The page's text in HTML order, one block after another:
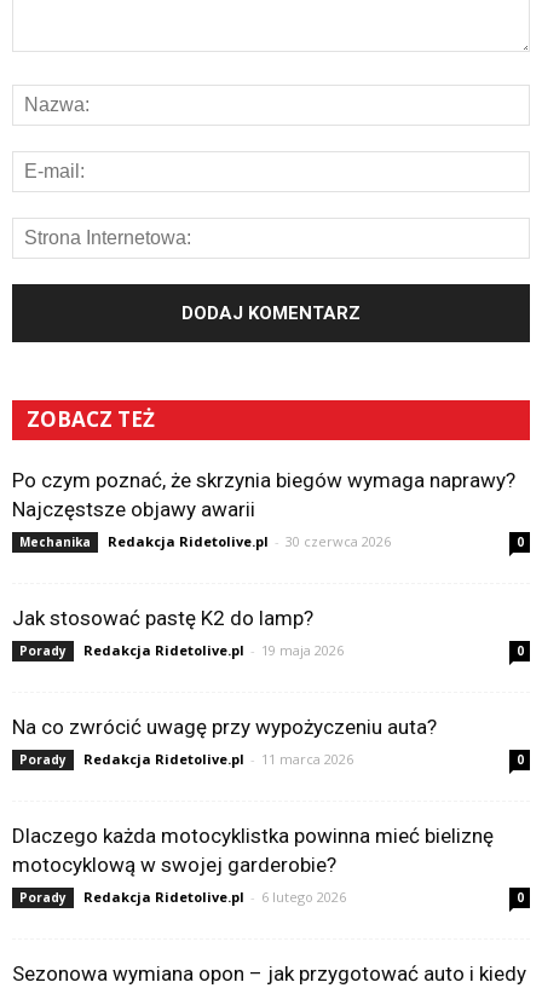
ZOBACZ TEŻ
Po czym poznać, że skrzynia biegów wymaga naprawy?
Najczęstsze objawy awarii
Mechanika Redakcja Ridetolive.pl - 30 czerwca 2026 0
Jak stosować pastę K2 do lamp?
Porady Redakcja Ridetolive.pl - 19 maja 2026 0
Na co zwrócić uwagę przy wypożyczeniu auta?
Porady Redakcja Ridetolive.pl - 11 marca 2026 0
Dlaczego każda motocyklistka powinna mieć bieliznę
motocyklową w swojej garderobie?
Porady Redakcja Ridetolive.pl - 6 lutego 2026 0
Sezonowa wymiana opon – jak przygotować auto i kiedy